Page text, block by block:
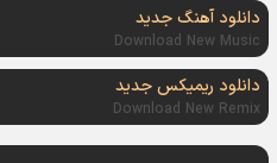
دانلود آهنگ جدید
Download New Music
دانلود ریمیکس جدید
Download New Remix